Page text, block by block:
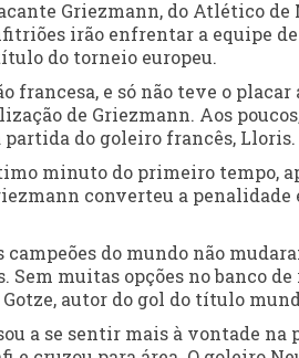
Griezmann, do Atlético
irão enfrentar a equipe
do torneio europeu.
francesa, e só não teve o
de Griezmann. Aos
partida do goleiro francês, Lloris.
minuto do primeiro tempo,
converteu a penalidade
do mundo não
Sem muitas opções no banco
autor do gol do título
a se sentir mais à vontade